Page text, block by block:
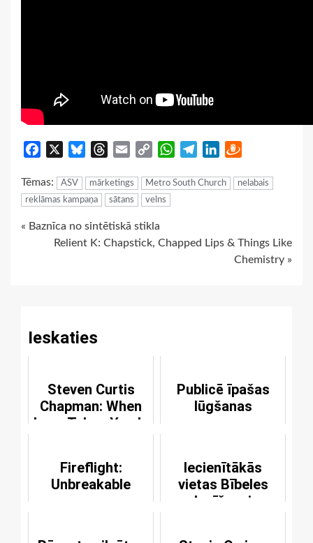
Facebook BlueskyThreads
Email
Copy
WhatsApp
TelegramLinkedIn
Tēmas: ASV mārketings Metro South Church
nelabais
reklāmas kampaņa
sātans velns
Continue
« Baznīca no sintētiskā stikla
Relient K: Chapstick, Chapped Lips & Things Like
Chemistry »
Ieskaties
Steven Curtis
Chapman: When
Love Takes You In
Publicē īpašas
lūgšanas
Fireflight:
Unbreakable
Iecienītākās
vietas Bībeles
lasīšanai